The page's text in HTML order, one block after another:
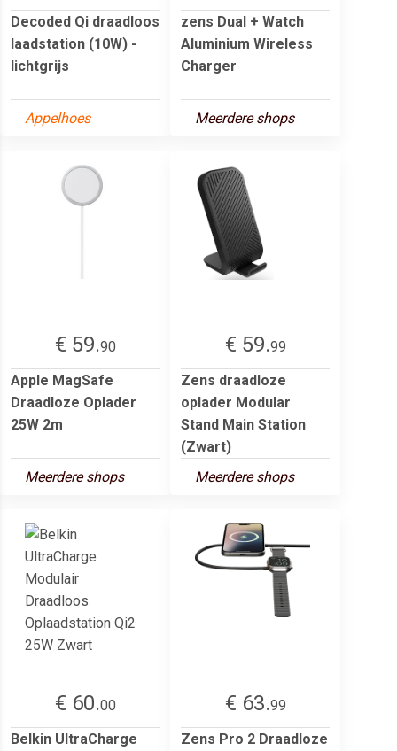
Decoded Qi draadloos
laadstation (10W) -
lichtgrijs
Appelhoes
zens Dual + Watch
Aluminium Wireless
Charger
Meerdere shops
€ 59.90
Apple MagSafe
Draadloze Oplader
25W 2m
Meerdere shops
€ 59.99
Zens draadloze
oplader Modular
Stand Main Station
(Zwart)
Meerdere shops
€ 60.00
Belkin UltraCharge
€ 63.99
Zens Pro 2 Draadloze